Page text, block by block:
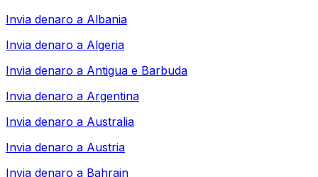
Invia denaro a Albania
Invia denaro a Algeria
Invia denaro a Antigua e Barbuda
Invia denaro a Argentina
Invia denaro a Australia
Invia denaro a Austria
Invia denaro a Bahrain